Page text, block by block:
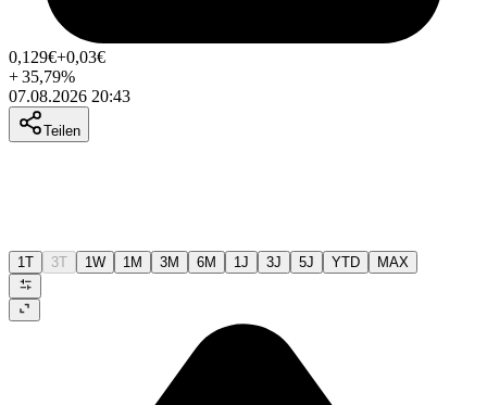
0,129€+0,03€
+35,79%
07.08.2026 20:43
Teilen
1T 3T 1W 1M 3M 6M 1J 3J 5J YTD MAX